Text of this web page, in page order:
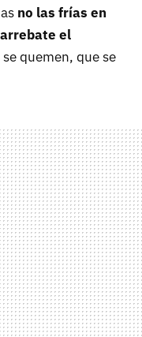
no las frías en
el
quemen, que se